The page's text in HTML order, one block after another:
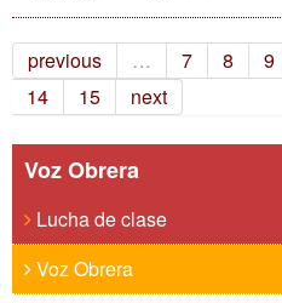
previous … 7 8 9
14
15 next
Voz Obrera
Lucha de clase
Voz Obrera